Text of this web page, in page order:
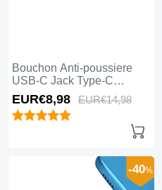
Bouchon Anti-poussiere
USB-C Jack Type-C
Universel H17 pour Apple
iPhone 15 Plus Bleu
EUR€8,98 EUR€14,98
-40%